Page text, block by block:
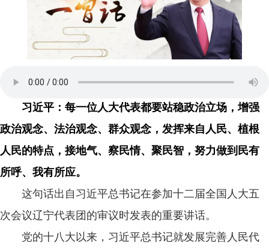
习近平：每一位人大代表都要站稳政治立场，增强
政治观念、法治观念、群众观念，发挥来自人民、植根
人民的特点，接地气、察民情、聚民智，努力做到民有
所呼、我有所应。
这句话出自习近平总书记在参加十二届全国人大五
次会议辽宁代表团的审议时发表的重要讲话。
党的十八大以来，习近平总书记就发展完善人民代